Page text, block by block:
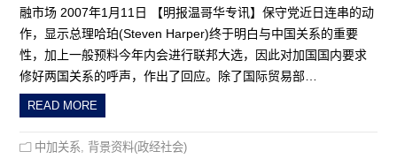
融市场 2007年1月11日 【明报温哥华专讯】保守党近日连串的动
作，显示总理哈珀(Steven Harper)终于明白与中国关系的重要
性，加上一般预料今年内会进行联邦大选，因此对加国国内要求
修好两国关系的呼声，作出了回应。除了国际贸易部…
READ MORE
中加关系 背景资料(政经社会)